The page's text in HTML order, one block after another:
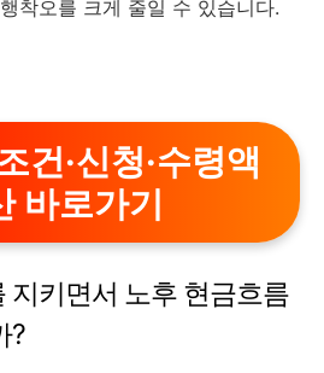
착오를 크게 줄일 수 있습니다.
건·신청·수령액
바로가기
지키면서 노후 현금흐름
?